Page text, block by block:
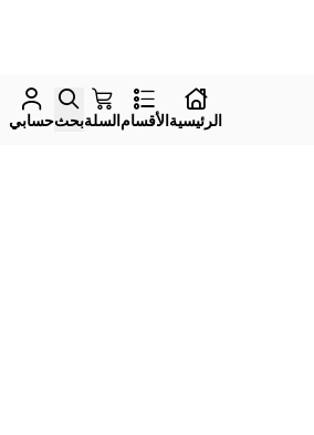
الرئيسية الأقسام السلةبحثحسابي